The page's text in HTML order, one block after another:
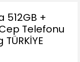
512GB +
Telefonu